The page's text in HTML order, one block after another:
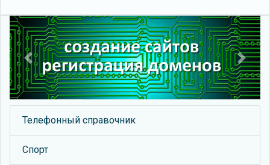
Previous Next
Телефонный справочник
Спорт